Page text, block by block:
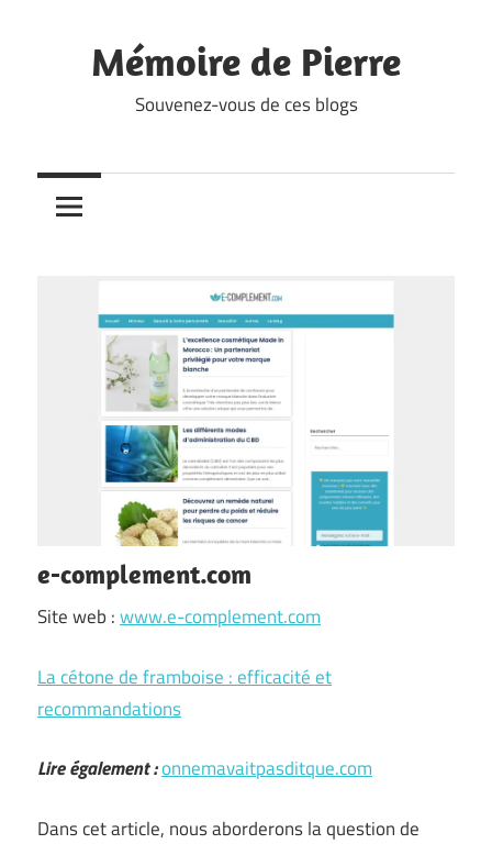
contentMémoire de Pierre
Souvenez-vous de ces blogs
e-complement.com
Site web :www.e-complement.com
La cétone de framboise : efficacité et
recommandations
Lire également :onnemavaitpasditque.com
Dans cet article, nous aborderons la question de